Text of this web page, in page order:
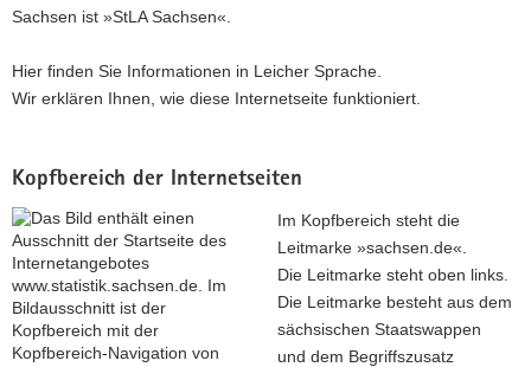
N
a
g
t
i
o
n
Sachsen ist »StLA Sachsen«.
Hier finden Sie Informationen in Leicher Sprache.
Wir erklären Ihnen, wie diese Internetseite funktioniert.
Kopfbereich der Internetseiten
Im Kopfbereich steht die
Leitmarke »sachsen.de«.
Die Leitmarke steht oben links.
Die Leitmarke besteht aus dem
sächsischen Staatswappen
und dem Begriffszusatz